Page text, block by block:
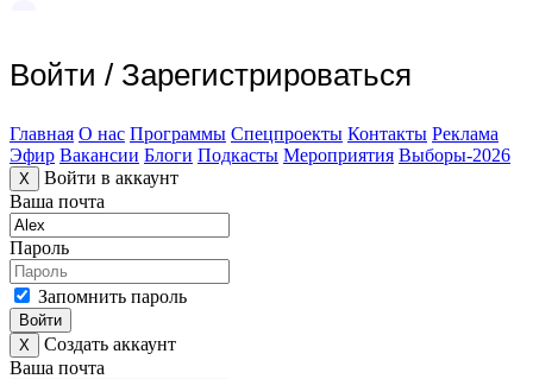
Войти / Зарегистрироваться
Главная О нас Программы Спецпроекты Контакты Реклама
Эфир Вакансии Блоги Подкасты Мероприятия Выборы-2026
X
Войти в аккаунт
Ваша почта
Пароль
Запомнить пароль
Войти
X
Создать аккаунт
Ваша почта